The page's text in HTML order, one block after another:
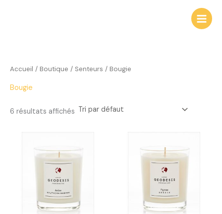
Accueil / Boutique / Senteurs / Bougie
Bougie
6 résultats affichés